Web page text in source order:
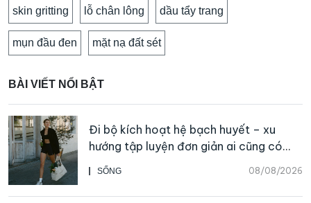
skin gritting lỗ chân lông dầu tẩy trang
mụn đầu đen mặt nạ đất sét
BÀI VIẾT NỔI BẬT
SỐNG 08/08/2026
Đi bộ kích hoạt hệ bạch huyết – xu
hướng tập luyện đơn giản ai cũng có
thể bắt đầu